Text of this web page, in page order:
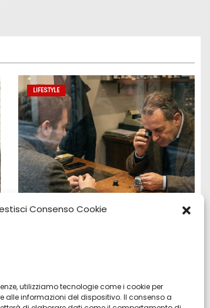
Consenso Cookie
utilizziamo tecnologie come i cookie per
alle informazioni del dispositivo. Il consenso a
LIFESTYLE
migliori modelli usati
Lug 8, 2026 Admin